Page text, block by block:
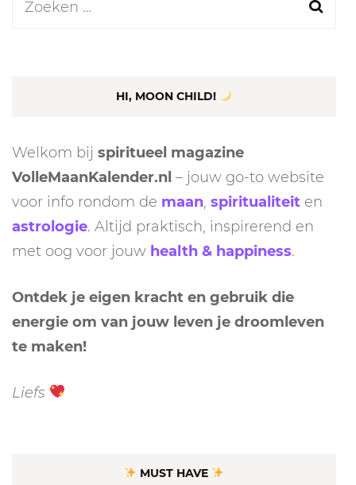
Zoeken
HI, MOON CHILD!
Welkom bij spiritueel magazine
VolleMaanKalender.nl – jouw go-to website
voor info rondom de maan, spiritualiteit en
astrologie. Altijd praktisch, inspirerend en
met oog voor jouw health & happiness.
Ontdek je eigen kracht en gebruik die
energie om van jouw leven je droomleven
te maken!
Liefs
MUST HAVE